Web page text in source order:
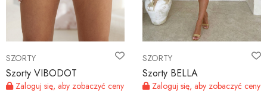
SZORTY
Szorty VIBODOT
Zaloguj się, aby zobaczyć ceny
SZORTY
Szorty BELLA
Zaloguj się, aby zobaczyć ceny